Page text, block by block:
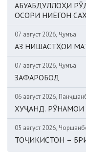
АБУАБДУЛЛОҲИ
ОСОРИ НИЁГОН
07 август 2026, Ҷумъа
АЗ НИШАСТҲОИ
07 август 2026, Ҷумъа
ЗАФАРОБОД
06 август 2026,
ХУҶАНД. РӮНАМОИ
05 август 2026,
ТОҶИКИСТОН –